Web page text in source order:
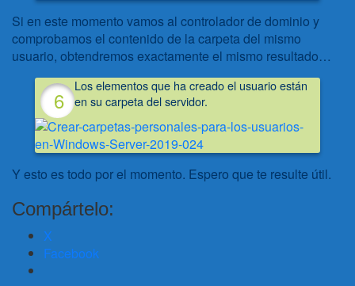
Si en este momento vamos al controlador de dominio y
comprobamos el contenido de la carpeta del mismo
usuario, obtendremos exactamente el mismo resultado…
Los elementos que ha creado el usuario están
en su carpeta del servidor.
Y esto es todo por el momento. Espero que te resulte útil.
Compártelo:
X
Facebook